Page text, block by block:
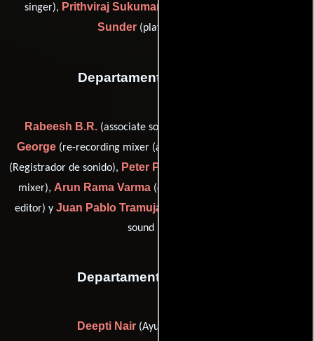
singer), Prithviraj Sukumaran
Sunder(playback singer)
Departamento de sonido
Rabeesh B.R. (associate sound mixer),
George(re-recording mixer (as Ajit A. George)),
(Registrador de sonido), Peter Portales
mixer), Arun Rama Varma (dialogue editor / sound effects
editor) y Juan Pablo Tramujas
sound mixer)
Departamento de reparto
Deepti Nair(Ayudante de casting)